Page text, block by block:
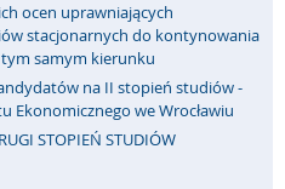
ocen uprawniających
stacjonarnych do kontynowania
samym kierunku
na II stopień studiów -
Ekonomicznego we Wrocławiu
STOPIEŃ STUDIÓW